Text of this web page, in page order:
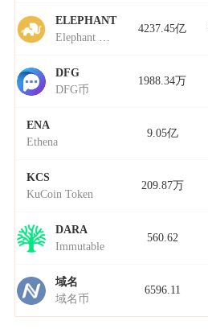
ELEPHANT
Elephant Money
4237.45亿
DFG
DFG币
1988.34万
ENA
Ethena
9.05亿
KCS
KuCoin Token
209.87万
DARA
Immutable
560.62
域名
域名币
6596.11